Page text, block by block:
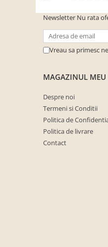
Paturi pentru copii
Paturi supraetajate
COVOARE
Mobilier Gradina
Banci gradina si terasa
Mese gradina
Newsletter Nu rata
Vreau sa primesc
MAGAZINUL MEU
Despre noi
Termeni si Conditii
Politica de
Politica de livrare
Contact